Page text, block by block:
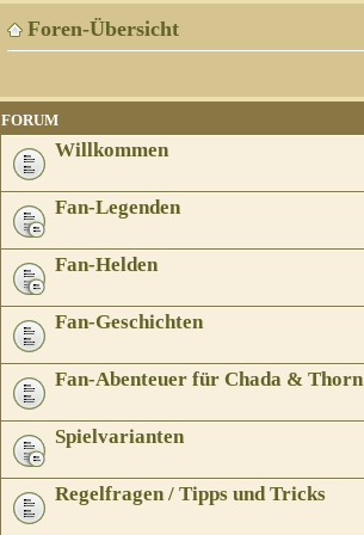
Foren-Übersicht
FORUM
Willkommen
Fan-Legenden
Fan-Helden
Fan-Geschichten
Fan-Abenteuer für Chada & Thorn
Spielvarianten
Regelfragen / Tipps und Tricks